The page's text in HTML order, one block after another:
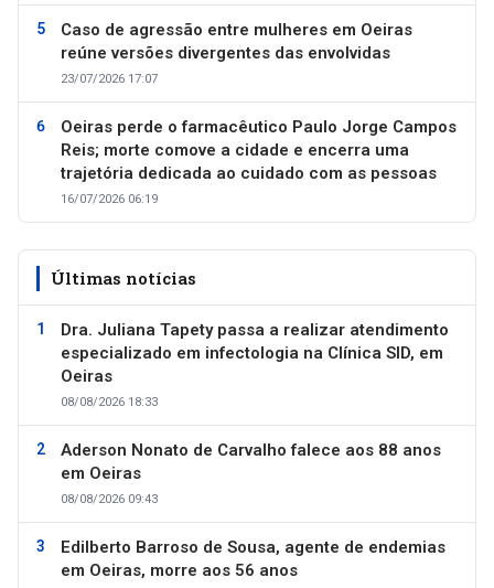
Caso de agressão entre mulheres em Oeiras
reúne versões divergentes das envolvidas
23/07/2026 17:07
Oeiras perde o farmacêutico Paulo Jorge Campos
Reis; morte comove a cidade e encerra uma
trajetória dedicada ao cuidado com as pessoas
16/07/2026 06:19
Últimas notícias
Dra. Juliana Tapety passa a realizar atendimento
especializado em infectologia na Clínica SID, em
Oeiras
08/08/2026 18:33
Aderson Nonato de Carvalho falece aos 88 anos
em Oeiras
08/08/2026 09:43
Edilberto Barroso de Sousa, agente de endemias
em Oeiras, morre aos 56 anos